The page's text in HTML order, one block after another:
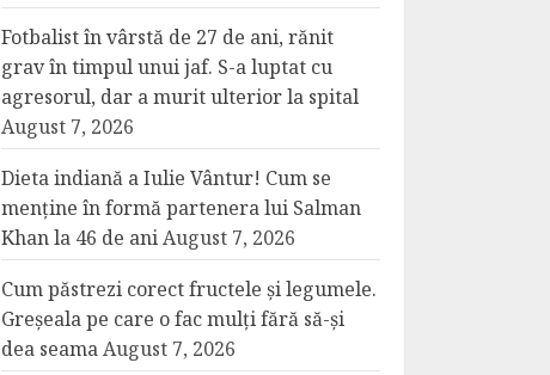
Fotbalist în vârstă de 27 de ani, rănit
grav în timpul unui jaf. S-a luptat cu
agresorul, dar a murit ulterior la spital
August 7, 2026
Dieta indiană a Iulie Vântur! Cum se
menține în formă partenera lui Salman
Khan la 46 de aniAugust 7, 2026
Cum păstrezi corect fructele și legumele.
Greșeala pe care o fac mulți fără să-și
dea seamaAugust 7, 2026